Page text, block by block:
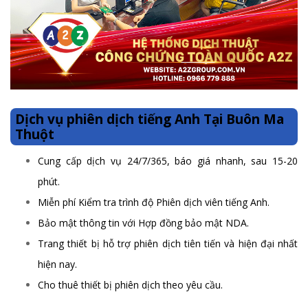
Dịch vụ phiên dịch tiếng Anh Tại Buôn Ma
Thuột
Cung cấp dịch vụ 24/7/365, báo giá nhanh, sau 15-20
phút.
Miễn phí Kiểm tra trình độ Phiên dịch viên tiếng Anh.
Bảo mật thông tin với Hợp đồng bảo mật NDA.
Trang thiết bị hỗ trợ phiên dịch tiên tiến và hiện đại nhất
hiện nay.
Cho thuê thiết bị phiên dịch theo yêu cầu.